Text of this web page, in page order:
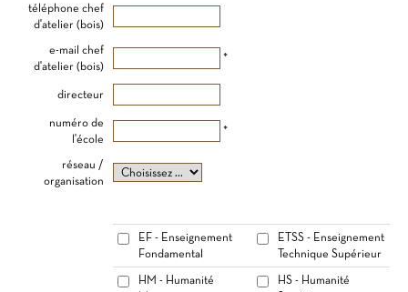
téléphone chef
d'atelier (bois)
e-mail chef
d'atelier (bois)
*
directeur
numéro de
l'école
*
réseau /
organisation
EF - Enseignement
Fondamental
ETSS - Enseignement
Technique Supérieur
HM - Humanité
HS - Humanité